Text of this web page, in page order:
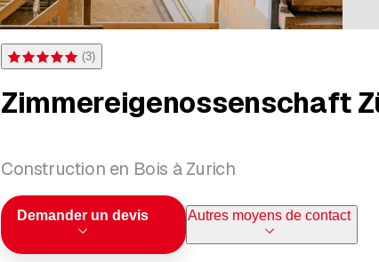
Note 5 sur 5 étoiles pour 3 évaluations
(3)
Zimmereigenossenschaft
Construction en Bois à Zurich
Demander un devis Autres moyens de contact